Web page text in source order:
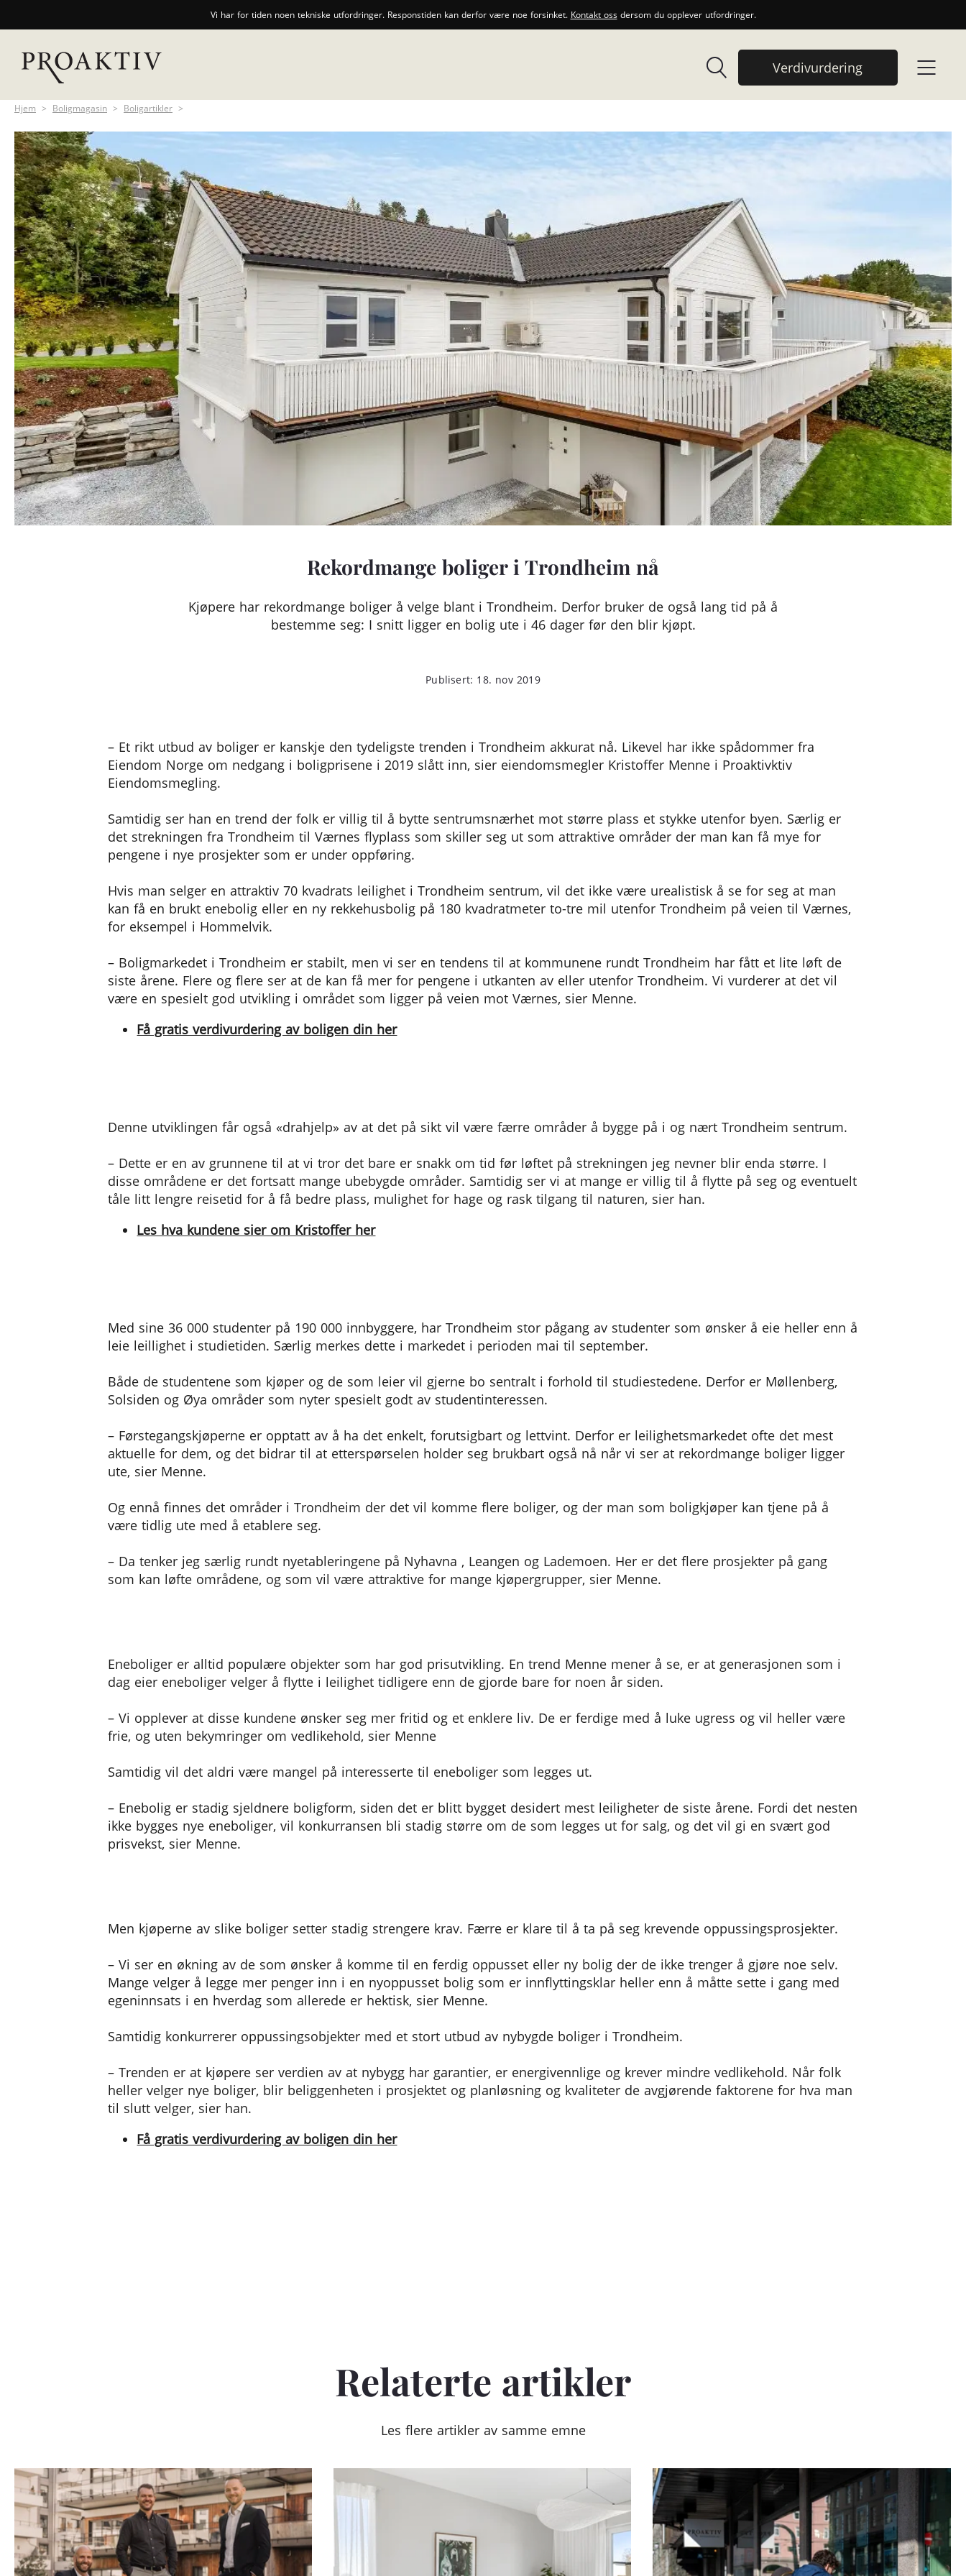
Vi har for tiden noen tekniske utfordringer. Responstiden kan derfor være noe forsinket. Kontakt ossdersom du opplever utfordringer.
Verdivurdering
Hjem > Boligmagasin > Boligartikler >
Rekordmange boliger i Trondheim nå
Kjøpere har rekordmange boliger å velge blant i Trondheim. Derfor bruker de også lang tid på å
bestemme seg: I snitt ligger en bolig ute i 46 dager før den blir kjøpt.
Publisert: 18. nov 2019
– Et rikt utbud av boliger er kanskje den tydeligste trenden i Trondheim akkurat nå. Likevel har ikke spådommer fra
Eiendom Norge om nedgang i boligprisene i 2019 slått inn, sier eiendomsmegler Kristoffer Menne i Proaktivktiv
Eiendomsmegling.
Samtidig ser han en trend der folk er villig til å bytte sentrumsnærhet mot større plass et stykke utenfor byen. Særlig er
det strekningen fra Trondheim til Værnes flyplass som skiller seg ut som attraktive områder der man kan få mye for
pengene i nye prosjekter som er under oppføring.
Hvis man selger en attraktiv 70 kvadrats leilighet i Trondheim sentrum, vil det ikke være urealistisk å se for seg at man
kan få en brukt enebolig eller en ny rekkehusbolig på 180 kvadratmeter to-tre mil utenfor Trondheim på veien til Værnes,
for eksempel i Hommelvik.
– Boligmarkedet i Trondheim er stabilt, men vi ser en tendens til at kommunene rundt Trondheim har fått et lite løft de
siste årene. Flere og flere ser at de kan få mer for pengene i utkanten av eller utenfor Trondheim. Vi vurderer at det vil
være en spesielt god utvikling i området som ligger på veien mot Værnes, sier Menne.
Få gratis verdivurdering av boligen din her
Denne utviklingen får også «drahjelp» av at det på sikt vil være færre områder å bygge på i og nært Trondheim sentrum.
– Dette er en av grunnene til at vi tror det bare er snakk om tid før løftet på strekningen jeg nevner blir enda større. I
disse områdene er det fortsatt mange ubebygde områder. Samtidig ser vi at mange er villig til å flytte på seg og eventuelt
tåle litt lengre reisetid for å få bedre plass, mulighet for hage og rask tilgang til naturen, sier han.
Les hva kundene sier om Kristoffer her
Med sine 36 000 studenter på 190 000 innbyggere, har Trondheim stor pågang av studenter som ønsker å eie heller enn å
leie leillighet i studietiden. Særlig merkes dette i markedet i perioden mai til september.
Både de studentene som kjøper og de som leier vil gjerne bo sentralt i forhold til studiestedene. Derfor er Møllenberg,
Solsiden og Øya områder som nyter spesielt godt av studentinteressen.
– Førstegangskjøperne er opptatt av å ha det enkelt, forutsigbart og lettvint. Derfor er leilighetsmarkedet ofte det mest
aktuelle for dem, og det bidrar til at etterspørselen holder seg brukbart også nå når vi ser at rekordmange boliger ligger
ute, sier Menne.
Og ennå finnes det områder i Trondheim der det vil komme flere boliger, og der man som boligkjøper kan tjene på å
være tidlig ute med å etablere seg.
– Da tenker jeg særlig rundt nyetableringene på Nyhavna , Leangen og Lademoen. Her er det flere prosjekter på gang
som kan løfte områdene, og som vil være attraktive for mange kjøpergrupper, sier Menne.
Eneboliger er alltid populære objekter som har god prisutvikling. En trend Menne mener å se, er at generasjonen som i
dag eier eneboliger velger å flytte i leilighet tidligere enn de gjorde bare for noen år siden.
– Vi opplever at disse kundene ønsker seg mer fritid og et enklere liv. De er ferdige med å luke ugress og vil heller være
frie, og uten bekymringer om vedlikehold, sier Menne
Samtidig vil det aldri være mangel på interesserte til eneboliger som legges ut.
– Enebolig er stadig sjeldnere boligform, siden det er blitt bygget desidert mest leiligheter de siste årene. Fordi det nesten
ikke bygges nye eneboliger, vil konkurransen bli stadig større om de som legges ut for salg, og det vil gi en svært god
prisvekst, sier Menne.
Men kjøperne av slike boliger setter stadig strengere krav. Færre er klare til å ta på seg krevende oppussingsprosjekter.
– Vi ser en økning av de som ønsker å komme til en ferdig oppusset eller ny bolig der de ikke trenger å gjøre noe selv.
Mange velger å legge mer penger inn i en nyoppusset bolig som er innflyttingsklar heller enn å måtte sette i gang med
egeninnsats i en hverdag som allerede er hektisk, sier Menne.
Samtidig konkurrerer oppussingsobjekter med et stort utbud av nybygde boliger i Trondheim.
– Trenden er at kjøpere ser verdien av at nybygg har garantier, er energivennlige og krever mindre vedlikehold. Når folk
heller velger nye boliger, blir beliggenheten i prosjektet og planløsning og kvaliteter de avgjørende faktorene for hva man
til slutt velger, sier han.
Få gratis verdivurdering av boligen din her
Relaterte artikler
Les flere artikler av samme emne